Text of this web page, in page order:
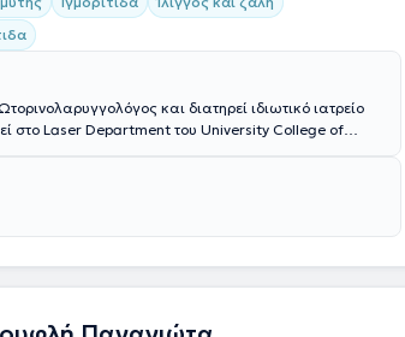
και διατηρεί ιδιωτικό ιατρείο
στο Laser Department του University College of
του Γενικού Νοσοκομείου Παίδων Πεντέλης και
Πειραιά "Μεταξά". Πέραν του ιδιωτικού του
με το Νοσοκομείο "Υγεία", με το Ιδιωτικό Νοσοκομείο
Στο ιδιωτικό του ιατρείο, προσφέρει πλήθος